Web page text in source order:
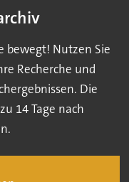
bewegt! Nutzen Sie
Recherche und
Die
14 Tage nach